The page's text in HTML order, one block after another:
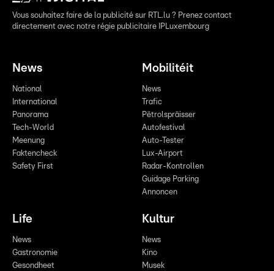
Vous souhaitez faire de la publicité sur RTL.lu ? Prenez contact
directement avec notre régie publicitaire IPLuxembourg
News
National
International
Panorama
Tech-World
Meenung
Faktencheck
Safety First
Mobilitéit
News
Trafic
Pëtrolspräisser
Autofestival
Auto-Tester
Lux-Airport
Radar-Kontrollen
Guidage Parking
Annoncen
Life
News
Gastronomie
Gesondheet
Kultur
News
Kino
Musek